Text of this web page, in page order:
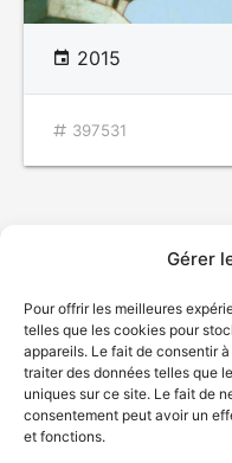
Gérer
Pour offrir les meilleures
telles que les cookies pour
appareils. Le fait de consentir
traiter des données telles que
uniques sur ce site. Le fait de
consentement peut avoir un
et fonctions.
2015
397531